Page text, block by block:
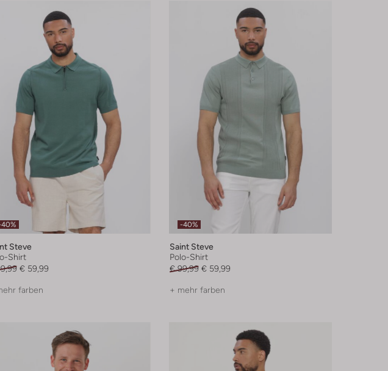
Steve
Shirt
€ 59,99
farben
-40%
Saint Steve
Polo-Shirt
€ 99,99 € 59,99
+ mehr farben